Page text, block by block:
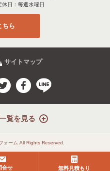
日：毎週水曜日
ちら
サイトマップ
覧を見る
ーム All Rights Reserved.
合せ 無料見積もり